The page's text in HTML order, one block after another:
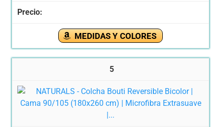
MEDIDAS Y COLORES
5